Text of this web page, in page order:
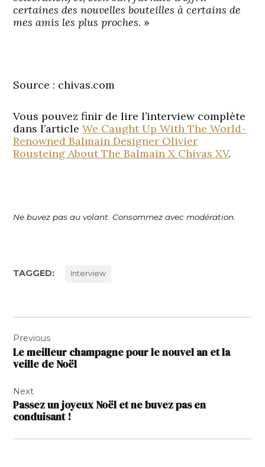
certaines des nouvelles bouteilles à certains de
mes amis les plus proches. »
Source : chivas.com
Vous pouvez finir de lire l’interview complète
dans l’articleWe Caught Up With The World-
Renowned Balmain Designer Olivier
Rousteing About The Balmain X Chivas XV.
Ne buvez pas au volant. Consommez avec modération.
TAGGED: Interview
de
l’article
Previous
Le meilleur champagne pour le nouvel an et la
veille de Noël
Next
Passez un joyeux Noël et ne buvez pas en
conduisant !